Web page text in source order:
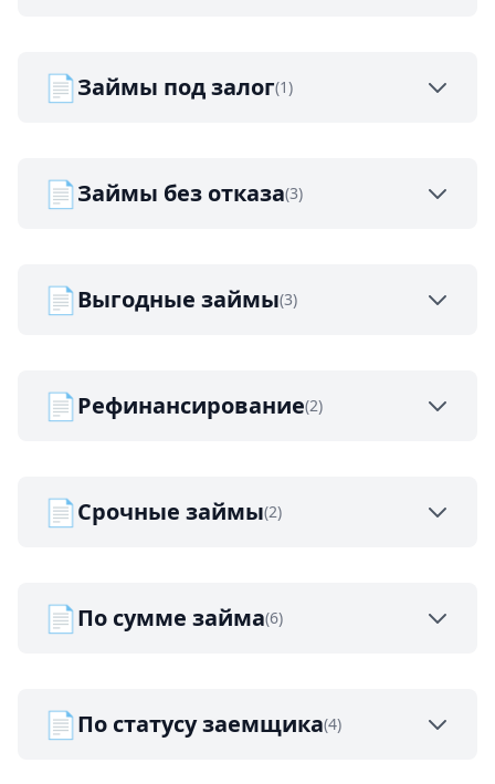
📄Займы под залог(1)
📄Займы без отказа(3)
📄Выгодные займы(3)
📄Рефинансирование(2)
📄Срочные займы(2)
📄По сумме займа(6)
📄По статусу заемщика(4)